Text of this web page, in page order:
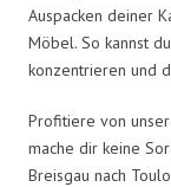
Auspacken deiner
Möbel. So kannst
konzentrieren und
Profitiere von
mache dir keine
Breisgau nach